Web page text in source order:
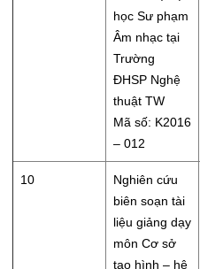
học Sư phạm
Âm nhạc tại
Trường
ĐHSP Nghệ
thuật TW
Mã số: K2016
– 012
10
Nghiên cứu
biên soạn tài
liệu giảng dạy
môn Cơ sở
tạo hình – hệ